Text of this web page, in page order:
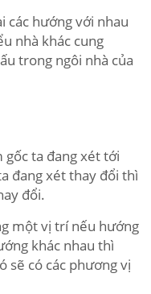
các hướng với nhau
nhà khác cung
trong ngôi nhà của
ta đang xét tới
đang xét thay đổi thì
đổi.
một vị trí nếu hướng
khác nhau thì
sẽ có các phương vị